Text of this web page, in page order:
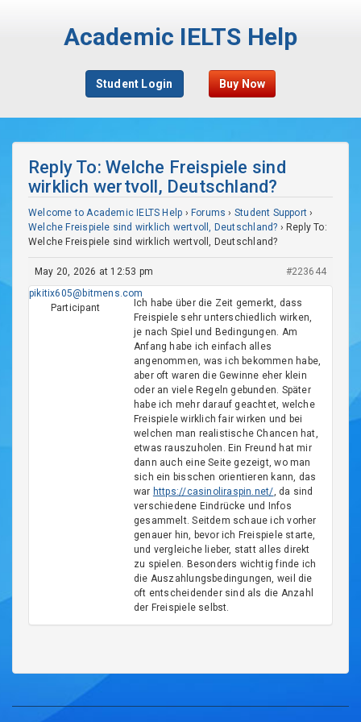
Academic IELTS Help
Student Login Buy Now
Reply To: Welche Freispiele sind
wirklich wertvoll, Deutschland?
Welcome to Academic IELTS Help › Forums › Student Support ›
Welche Freispiele sind wirklich wertvoll, Deutschland? › Reply To:
Welche Freispiele sind wirklich wertvoll, Deutschland?
May 20, 2026 at 12:53 pm
#223644
pikitix605@bitmens.com
Participant
Ich habe über die Zeit gemerkt, dass
Freispiele sehr unterschiedlich wirken,
je nach Spiel und Bedingungen. Am
Anfang habe ich einfach alles
angenommen, was ich bekommen habe,
aber oft waren die Gewinne eher klein
oder an viele Regeln gebunden. Später
habe ich mehr darauf geachtet, welche
Freispiele wirklich fair wirken und bei
welchen man realistische Chancen hat,
etwas rauszuholen. Ein Freund hat mir
dann auch eine Seite gezeigt, wo man
sich ein bisschen orientieren kann, das
war https://casinoliraspin.net/, da sind
verschiedene Eindrücke und Infos
gesammelt. Seitdem schaue ich vorher
genauer hin, bevor ich Freispiele starte,
und vergleiche lieber, statt alles direkt
zu spielen. Besonders wichtig finde ich
die Auszahlungsbedingungen, weil die
oft entscheidender sind als die Anzahl
der Freispiele selbst.